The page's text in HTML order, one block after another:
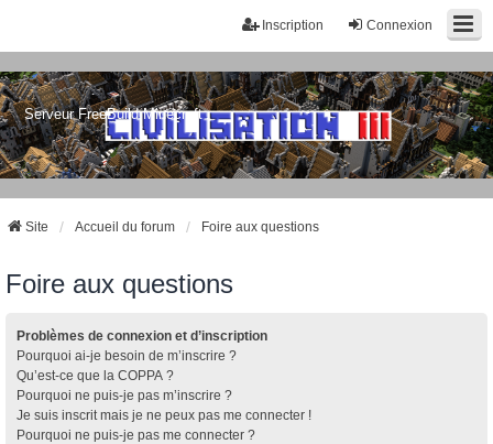
Connexion
Inscription
Serveur FreeBuild Minecraft
Site Accueil du forum Foire aux questions
Foire aux questions
Problèmes de connexion et d’inscription
Pourquoi ai-je besoin de m’inscrire ?
Qu’est-ce que la COPPA ?
Pourquoi ne puis-je pas m’inscrire ?
Je suis inscrit mais je ne peux pas me connecter !
Pourquoi ne puis-je pas me connecter ?